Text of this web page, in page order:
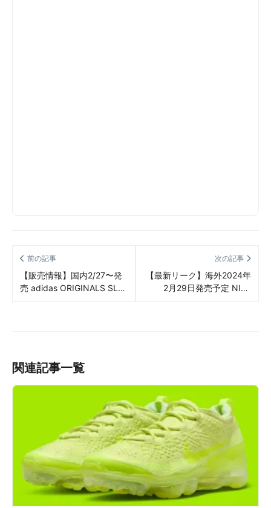
前の記事
【販売情報】国内2/27〜発
売 adidas ORIGINALS SL
次の記事
【最新リーク】海外2024年
2月29日発売予定 NIKE
関連記事一覧